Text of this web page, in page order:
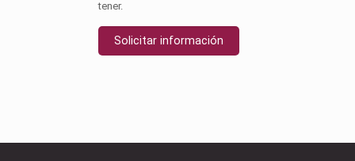
tener.
Solicitar información